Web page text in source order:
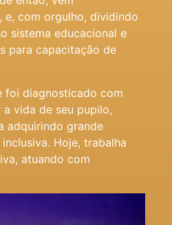
e, com orgulho, dividindo
sistema educacional e
para capacitação de
foi diagnosticado com
vida de seu pupilo,
adquirindo grande
Hoje, trabalha
atuando com